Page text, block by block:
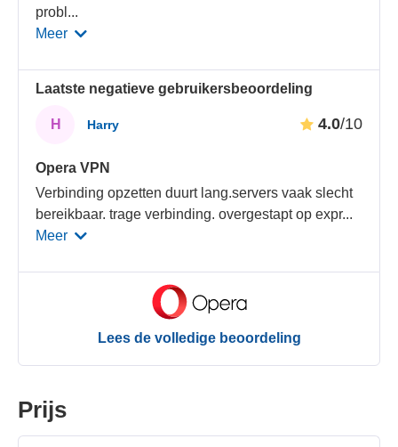
probl ...
Meer
Laatste negatieve gebruikersbeoordeling
H Harry 4.0/10
Opera VPN
Verbinding opzetten duurt lang.servers vaak slecht
bereikbaar. trage verbinding. overgestapt op expr...
Meer
Lees de volledige beoordeling
Prijs